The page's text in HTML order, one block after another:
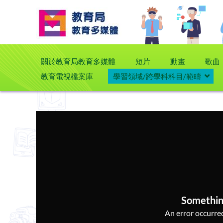
關於教育局教育多媒體 短片 動畫
歌曲
教育電視檔案庫
學習領域/跨學科科目/範疇
An error